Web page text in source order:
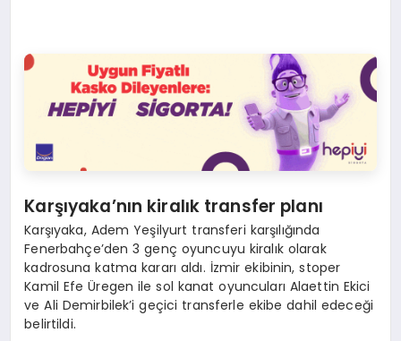
Karşıyaka’nın kiralık transfer planı
Karşıyaka, Adem Yeşilyurt transferi karşılığında
Fenerbahçe’den 3 genç oyuncuyu kiralık olarak
kadrosuna katma kararı aldı. İzmir ekibinin, stoper
Kamil Efe Üregen ile sol kanat oyuncuları Alaettin Ekici
ve Ali Demirbilek’i geçici transferle ekibe dahil edeceği
belirtildi.